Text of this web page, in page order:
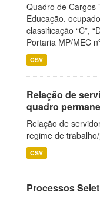
Quadro de Cargos
Educação,
classificação “C”,
Portaria MP/MEC
CSV
Relação de
quadro
Relação de
regime de
CSV
Processos